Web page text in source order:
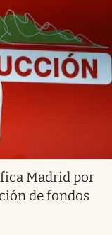
Madrid por
de fondos